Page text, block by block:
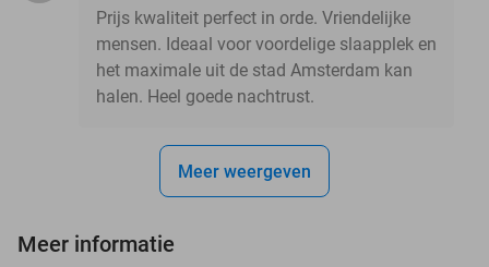
Prijs kwaliteit perfect in orde. Vriendelijke
mensen. Ideaal voor voordelige slaapplek en
het maximale uit de stad Amsterdam kan
halen. Heel goede nachtrust.
Meer weergeven
Meer informatie